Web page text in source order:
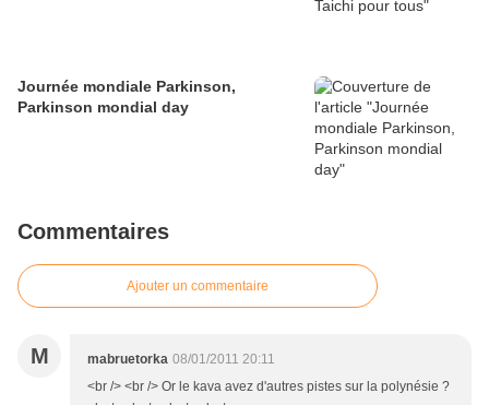
Journée mondiale Parkinson,
Parkinson mondial day
Commentaires
Ajouter un commentaire
M mabruetorka 08/01/2011 20:11
<br /> <br /> Or le kava avez d'autres pistes sur la polynésie ?